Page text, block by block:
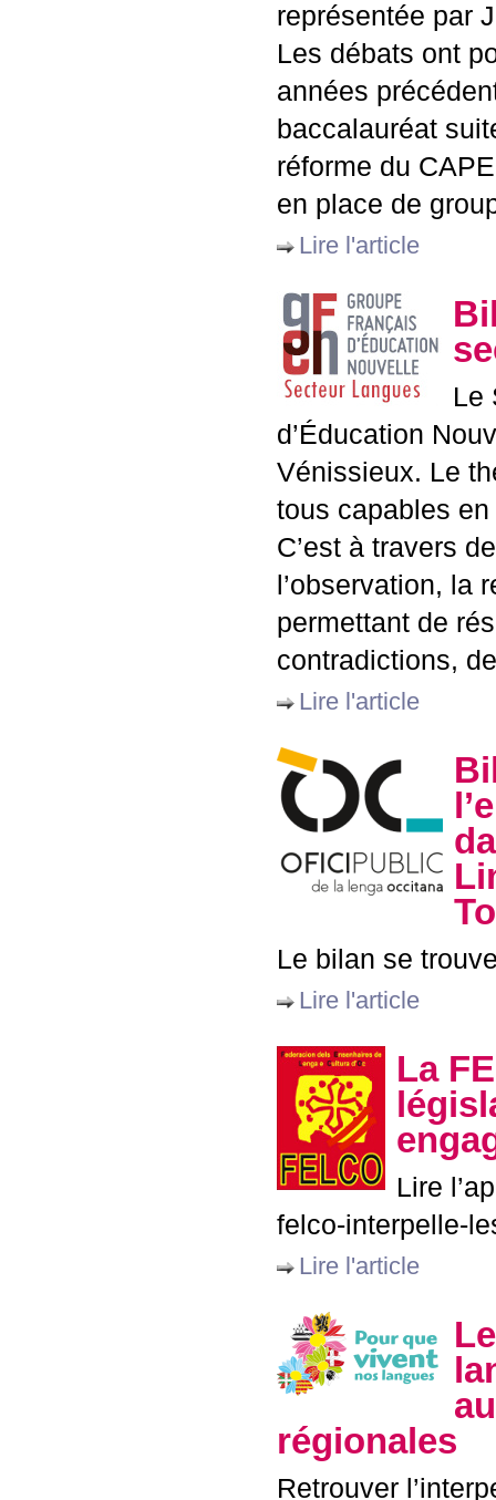
représentée par
Les débats ont
années
baccalauréat
réforme du
en place de
Lire l'article
Le
d’Éducation
Vénissieux. Le
tous capables en
C’est à travers
l’observation, la
permettant de
contradictions,
Lire l'article
Le bilan se
Lire l'article
La
Lire
felco-interpelle-
Lire l'article
régionales
Retrouver